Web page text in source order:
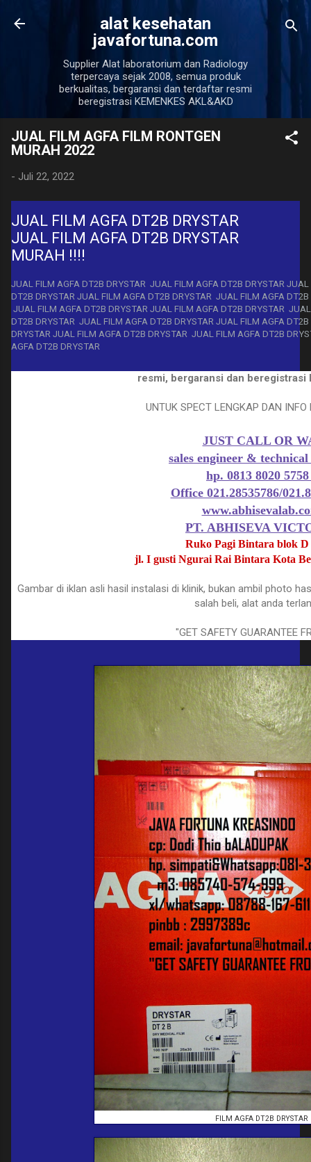
Langsung ke konten
alat kesehatan
javafortuna.com
Supplier Alat laboratorium dan Radiology
terpercaya sejak 2008, semua produk
berkualitas, bergaransi dan terdaftar resmi
beregistrasi KEMENKES AKL&AKD
JUAL FILM AGFA FILM RONTGEN
MURAH 2022
- Juli 22, 2022
JUAL FILM AGFA DT2B DRYSTAR
JUAL FILM AGFA DT2B DRYSTAR
MURAH !!!!
JUAL FILM AGFA DT2B DRYSTAR JUAL FILM AGFA DT2B DRYSTAR
DT2B DRYSTAR JUAL FILM AGFA DT2B DRYSTAR JUAL FILM AGFA
JUAL FILM AGFA DT2B DRYSTAR JUAL FILM AGFA DT2B DRYSTAR
DT2B DRYSTAR JUAL FILM AGFA DT2B DRYSTAR JUAL FILM AGFA
DRYSTAR JUAL FILM AGFA DT2B DRYSTAR JUAL FILM AGFA DT2B
AGFA DT2B DRYSTAR
resmi, bergaransi dan beregistrasi
UNTUK SPECT LENGKAP DAN
JUST CALL OR
sales engineer &
hp. 0813 8020
Office 021.28535786/
PT. ABHISEVA
Ruko Pagi Bintara blok D
jl. I gusti Ngurai Rai Bintara Kota
Gambar di iklan asli hasil instalasi di klinik, bukan ambil photo
salah beli, alat anda
"GET SAFETY GUARANTEE
FILM AGFA DT2B DRYSTAR